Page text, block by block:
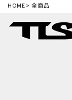
HOME
全商品